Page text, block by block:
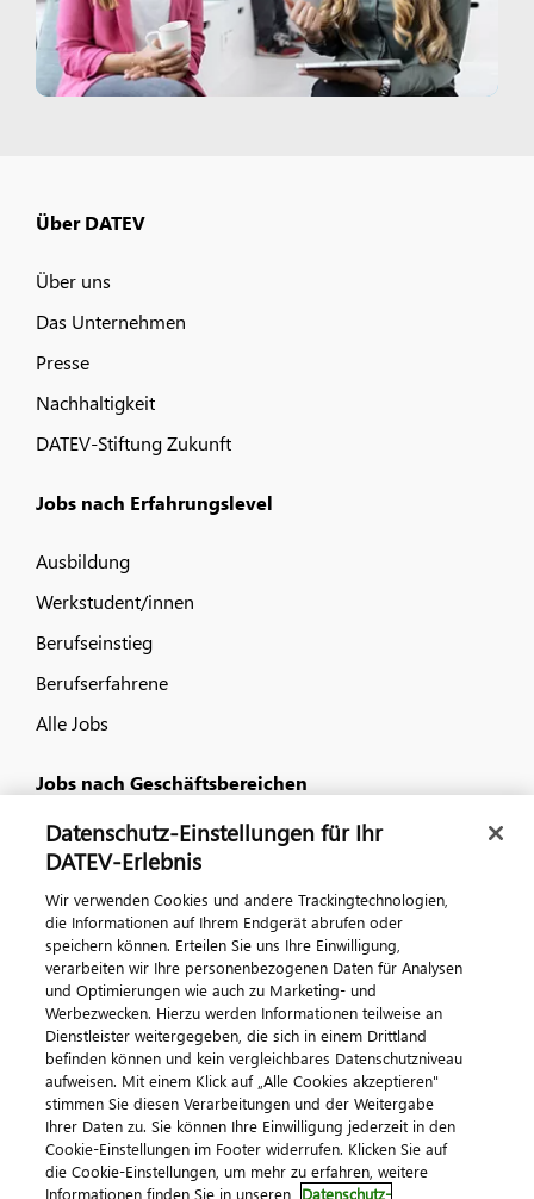
Über DATEV
Über uns
Das Unternehmen
Presse
Nachhaltigkeit
DATEV-Stiftung Zukunft
Jobs nach Erfahrungslevel
Ausbildung
Werkstudent/innen
Berufseinstieg
Berufserfahrene
Alle Jobs
Jobs nach Geschäftsbereichen
IT
Kundenservice und Produktanforderungen
Gewerblich und technisch
Betriebswirtschaft
Kontakt
Kontaktieren Sie uns
Datenschutz-Einstellungen für Ihr
DATEV-Erlebnis
Wir verwenden Cookies und andere Trackingtechnologien,
die Informationen auf Ihrem Endgerät abrufen oder
speichern können. Erteilen Sie uns Ihre Einwilligung,
verarbeiten wir Ihre personenbezogenen Daten für Analysen
und Optimierungen wie auch zu Marketing- und
Werbezwecken. Hierzu werden Informationen teilweise an
Dienstleister weitergegeben, die sich in einem Drittland
befinden können und kein vergleichbares Datenschutzniveau
aufweisen. Mit einem Klick auf „Alle Cookies akzeptieren"
stimmen Sie diesen Verarbeitungen und der Weitergabe
Ihrer Daten zu. Sie können Ihre Einwilligung jederzeit in den
Cookie-Einstellungen im Footer widerrufen. Klicken Sie auf
die Cookie-Einstellungen, um mehr zu erfahren, weitere
Informationen finden Sie in unseren Datenschutz-